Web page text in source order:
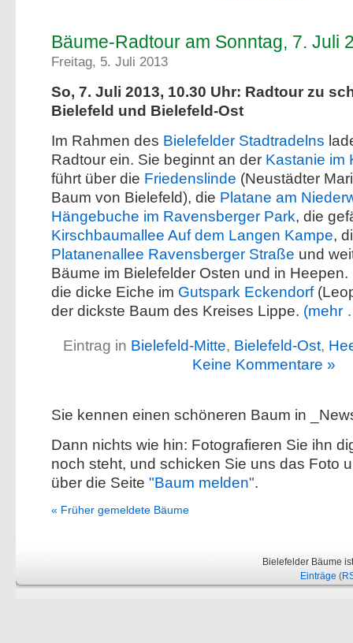
Bäume-Radtour am Sonntag, 7. Juli
Freitag, 5. Juli 2013
So, 7. Juli 2013, 10.30 Uhr: Radtour zu
Bielefeld und Bielefeld-Ost
Im Rahmen des Bielefelder Stadtradelns
Radtour ein. Sie beginnt an der Kastanie im
führt über die Friedenslinde (Neustädter
Baum von Bielefeld), die Platane am
Hängebuche im Ravensberger Park, die
Kirschbaumallee Auf dem Langen Kampe,
Platanenallee Ravensberger Straße und
Bäume im Bielefelder Osten und in
die dicke Eiche im Gutspark Eckendorf
der dickste Baum des Kreises Lippe. (mehr
Eintrag in Bielefeld-Mitte, Bielefeld-Ost,
Keine Kommentare »
Sie kennen einen schöneren Baum in
Dann nichts wie hin: Fotografieren Sie ihn
noch steht, und schicken Sie uns das Foto
über die Seite "Baum melden".
« Früher gemeldete Bäume
Bielefelder Bäume
Einträge